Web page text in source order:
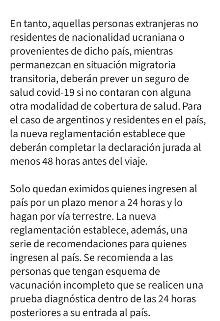
En tanto, aquellas personas extranjeras no
residentes de nacionalidad ucraniana o
provenientes de dicho país, mientras
permanezcan en situación migratoria
transitoria, deberán prever un seguro de
salud covid-19 si no contaran con alguna
otra modalidad de cobertura de salud. Para
el caso de argentinos y residentes en el país,
la nueva reglamentación establece que
deberán completar la declaración jurada al
menos 48 horas antes del viaje.
Solo quedan eximidos quienes ingresen al
país por un plazo menor a 24 horas y lo
hagan por vía terrestre. La nueva
reglamentación establece, además, una
serie de recomendaciones para quienes
ingresen al país. Se recomienda a las
personas que tengan esquema de
vacunación incompleto que se realicen una
prueba diagnóstica dentro de las 24 horas
posteriores a su entrada al país.